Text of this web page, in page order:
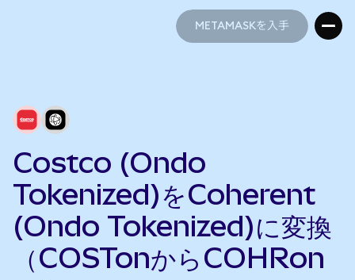
METAMASKを入手
Costco (Ondo
Tokenized)をCoherent
(Ondo Tokenized)に変換
（COSTonからCOHRon